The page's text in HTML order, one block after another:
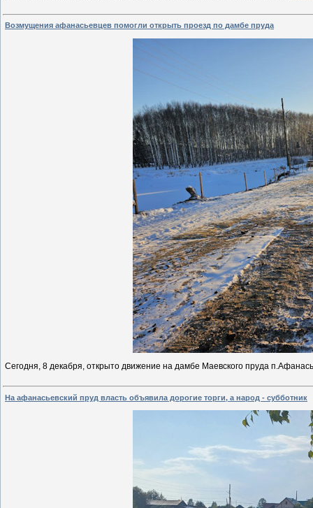
Возмущения афанасьевцев помогли открыть проезд по дамбе пруда
Сегодня, 8 декабря, открыто движение на дамбе Маевского пруда
На афанасьевский пруд власть объявила дорогие торги, а народ - субботник